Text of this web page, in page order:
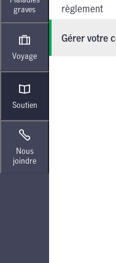
graves
Voyage
Soutien
règlement
Gérer votre
Nous
joindre